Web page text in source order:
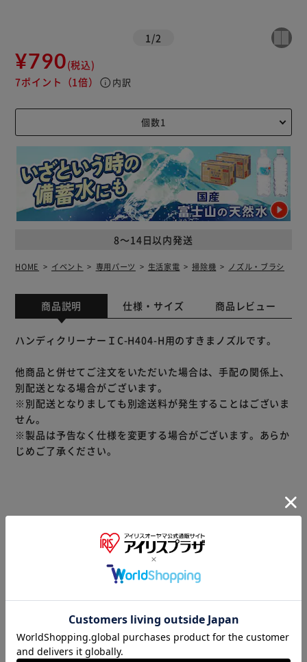
1 /2
¥790(税込)
7ポイント （1倍） info 内訳
8～14日以内発送
HOME イベント 専用パーツ 生活家電 掃除機 ノズル・ブラシ
商品説明 仕様・サイズ 商品レビュー
ハンディクリーナーＩC-H404-H用のすきまノズルです。
他商品と併せてご注文をいただいた場合は、手配の関係上、
別配送となる場合がございます。
※別配送となりましても別途送料が発生することはございま
せん。
※製品は予告なく仕様を変更する場合がございます。あらか
じめご了承ください。
▼ 食品・飲料おすすめ ▼